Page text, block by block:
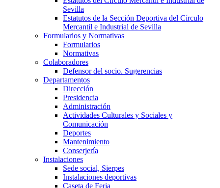
Sevilla
Estatutos de la Sección Deportiva del Círculo
Mercantil e Industrial de Sevilla
Formularios y Normativas
Formularios
Normativas
Colaboradores
Defensor del socio. Sugerencias
Departamentos
Dirección
Presidencia
Administración
Actividades Culturales y Sociales y
Comunicación
Deportes
Mantenimiento
Conserjería
Instalaciones
Sede social, Sierpes
Instalaciones deportivas
Caseta de Feria